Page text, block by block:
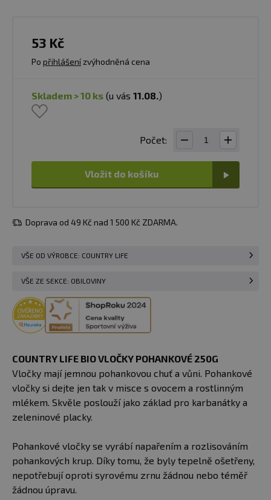
53 Kč
Po přihlášenízvýhodněná cena
skladem > 10 ks (u vás 11.08.)
Počet:
Vložit do košíku
Doprava od 49 Kč nad 1 500 Kč ZDARMA.
VŠE OD VÝROBCE: COUNTRY LIFE
VŠE ZE SEKCE: OBILOVINY
COUNTRY LIFE BIO VLOČKY POHANKOVÉ 250G
Vločky mají jemnou pohankovou chuť a vůni. Pohankové
vločky si dejte jen tak v misce s ovocem a rostlinným
mlékem. Skvěle poslouží jako základ pro karbanátky a
zeleninové placky.
Pohankové vločky se vyrábí napařením a rozlisováním
pohankových krup. Díky tomu, že byly tepelně ošetřeny,
nepotřebují oproti syrovému zrnu žádnou nebo téměř
žádnou úpravu.